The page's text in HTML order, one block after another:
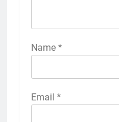
Name *
Email *